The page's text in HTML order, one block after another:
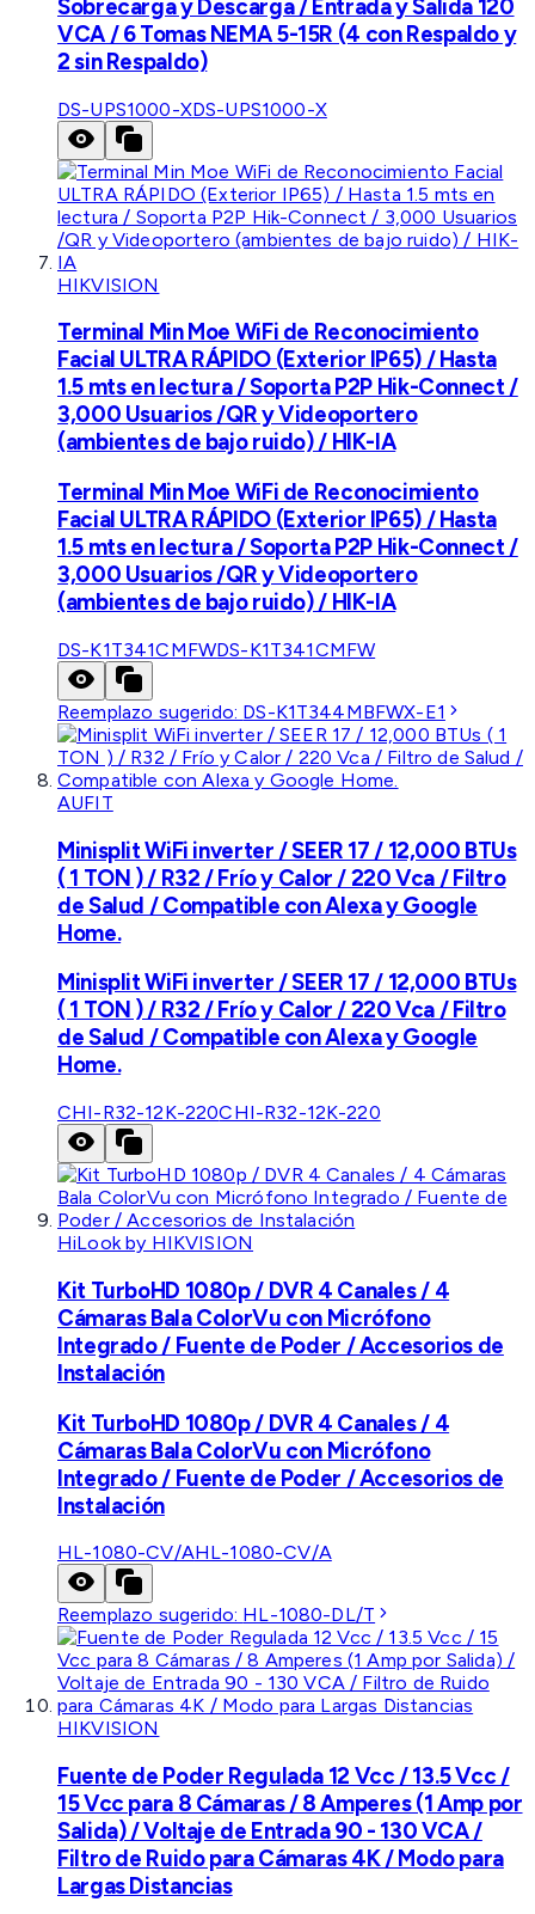
Sobrecarga y Descarga / Entrada y Salida 120
VCA / 6 Tomas NEMA 5-15R (4 con Respaldo y
2 sin Respaldo)
DS-UPS1000-XDS-UPS1000-X
HIKVISION
Terminal Min Moe WiFi de Reconocimiento
Facial ULTRA RÁPIDO (Exterior IP65) / Hasta
1.5 mts en lectura / Soporta P2P Hik-Connect /
3,000 Usuarios /QR y Videoportero
(ambientes de bajo ruido) / HIK-IA
Terminal Min Moe WiFi de Reconocimiento
Facial ULTRA RÁPIDO (Exterior IP65) / Hasta
1.5 mts en lectura / Soporta P2P Hik-Connect /
3,000 Usuarios /QR y Videoportero
(ambientes de bajo ruido) / HIK-IA
DS-K1T341CMFWDS-K1T341CMFW
Reemplazo sugerido: DS-K1T344MBFWX-E1
AUFIT
Minisplit WiFi inverter / SEER 17 / 12,000 BTUs
( 1 TON ) / R32 / Frío y Calor / 220 Vca / Filtro
de Salud / Compatible con Alexa y Google
Home.
Minisplit WiFi inverter / SEER 17 / 12,000 BTUs
( 1 TON ) / R32 / Frío y Calor / 220 Vca / Filtro
de Salud / Compatible con Alexa y Google
Home.
CHI-R32-12K-220CHI-R32-12K-220
HiLook by HIKVISION
Kit TurboHD 1080p / DVR 4 Canales / 4
Cámaras Bala ColorVu con Micrófono
Integrado / Fuente de Poder / Accesorios de
Instalación
Kit TurboHD 1080p / DVR 4 Canales / 4
Cámaras Bala ColorVu con Micrófono
Integrado / Fuente de Poder / Accesorios de
Instalación
HL-1080-CV/AHL-1080-CV/A
Reemplazo sugerido: HL-1080-DL/T
HIKVISION
Fuente de Poder Regulada 12 Vcc / 13.5 Vcc /
15 Vcc para 8 Cámaras / 8 Amperes (1 Amp por
Salida) / Voltaje de Entrada 90 - 130 VCA /
Filtro de Ruido para Cámaras 4K / Modo para
Largas Distancias